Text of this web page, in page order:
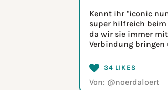
Kennt ihr "iconic
super hilfreich beim
da wir sie immer
Verbindung bringen
34 LIKES
Von: @noerdaloert